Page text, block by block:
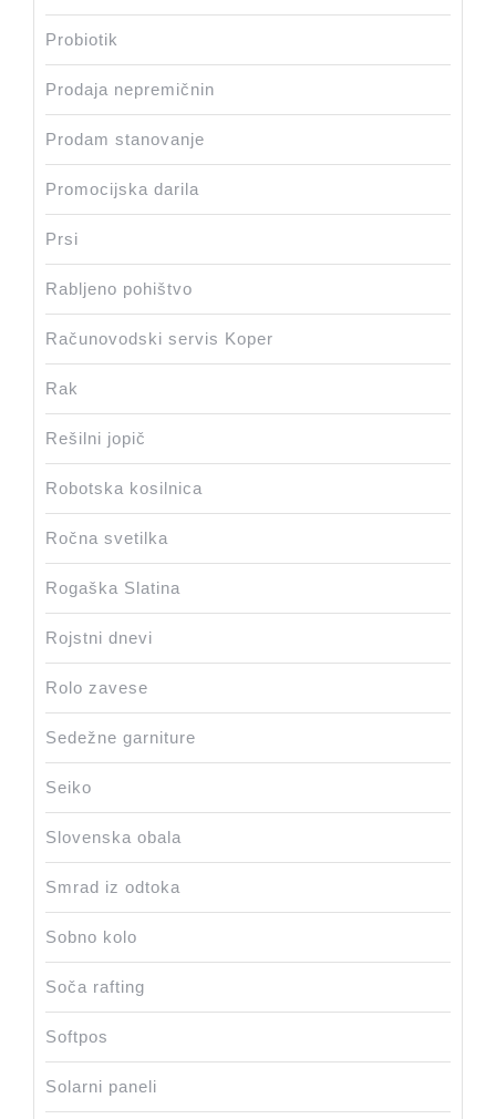
Probiotik
Prodaja nepremičnin
Prodam stanovanje
Promocijska darila
Prsi
Rabljeno pohištvo
Računovodski servis Koper
Rak
Rešilni jopič
Robotska kosilnica
Ročna svetilka
Rogaška Slatina
Rojstni dnevi
Rolo zavese
Sedežne garniture
Seiko
Slovenska obala
Smrad iz odtoka
Sobno kolo
Soča rafting
Softpos
Solarni paneli